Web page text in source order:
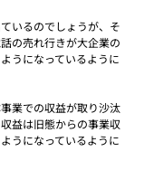
いるのでしょうが、そ
の売れ行きが大企業の
うになっているように
業での収益が取り沙汰
益は旧態からの事業収
うになっているように